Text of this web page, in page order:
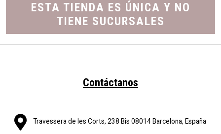
ESTA TIENDA ES ÚNICA Y NO
TIENE SUCURSALES
Contáctanos
Travessera de les Corts, 238 Bis 08014 Barcelona, España